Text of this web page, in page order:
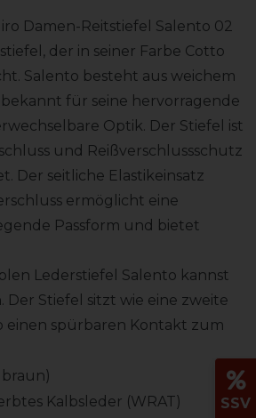
Damen-Reitstiefel Salento 02
der in seiner Farbe Cotto
Salento besteht aus weichem
für seine hervorragende
Optik. Der Stiefel ist
und Reißverschlussschutz
Der seitliche Elastikeinsatz
ermöglicht eine
Passform und bietet
Lederstiefel Salento kannst
Der Stiefel sitzt wie eine zweite
einen spürbaren Kontakt zum
Kalbsleder (WRAT)
SSV